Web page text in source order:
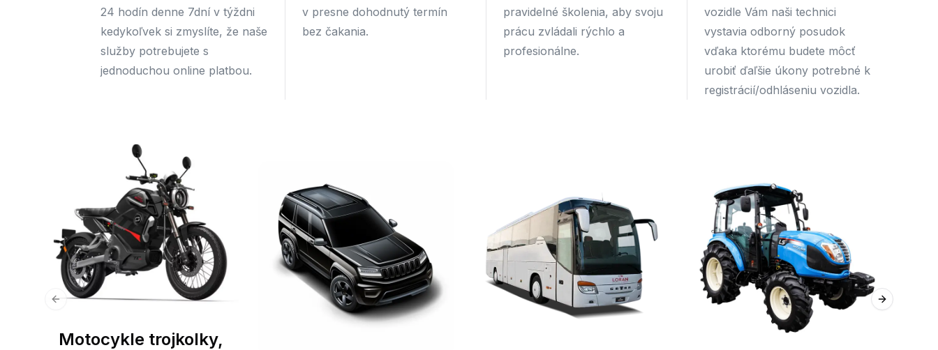
24 hodín denne 7dní v týždni
kedykoľvek si zmyslíte, že naše
služby potrebujete s
jednoduchou online platbou.
v presne dohodnutý termín
bez čakania.
pravidelné školenia, aby svoju
prácu zvládali rýchlo a
profesionálne.
vozidle Vám naši technici
vystavia odborný posudok
vďaka ktorému budete môcť
urobiť ďaľšie úkony potrebné k
registrácií/odhláseniu vozidla.
Motocykle trojkolky,
Previous slide Next slide